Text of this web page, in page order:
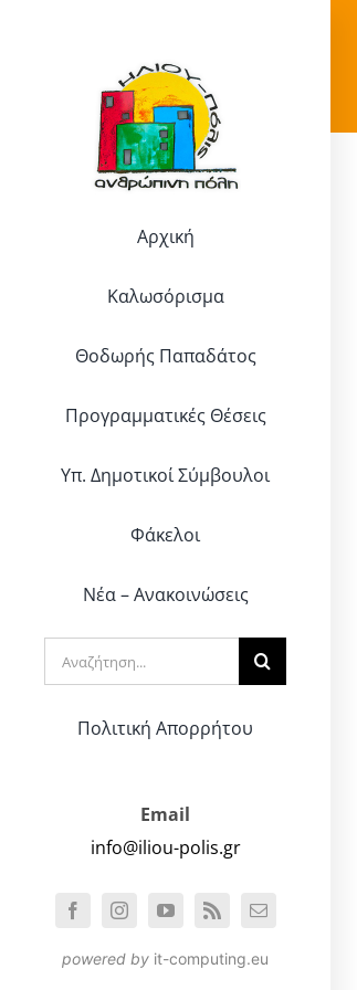
Αρχική
Καλωσόρισμα
Θοδωρής Παπαδάτος
Προγραμματικές Θέσεις
Υπ. Δημοτικοί Σύμβουλοι
Φάκελοι
Νέα – Ανακοινώσεις
Αναζήτηση
για:
Πολιτική Απορρήτου
Email
info@iliou-polis.gr
powered by it-computing.eu